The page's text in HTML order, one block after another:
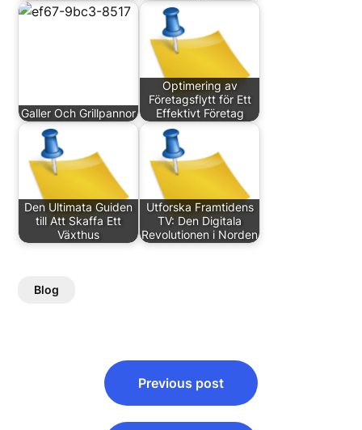
Galler Och Grillpannor
Optimering av
Företagsflytt för Ett
Effektivt Företag
Den Ultimata Guiden
till Att Skaffa Ett
Växthus
Utforska Framtidens
TV: Den Digitala
Revolutionen i Norden
Blog
navigation
Previous post